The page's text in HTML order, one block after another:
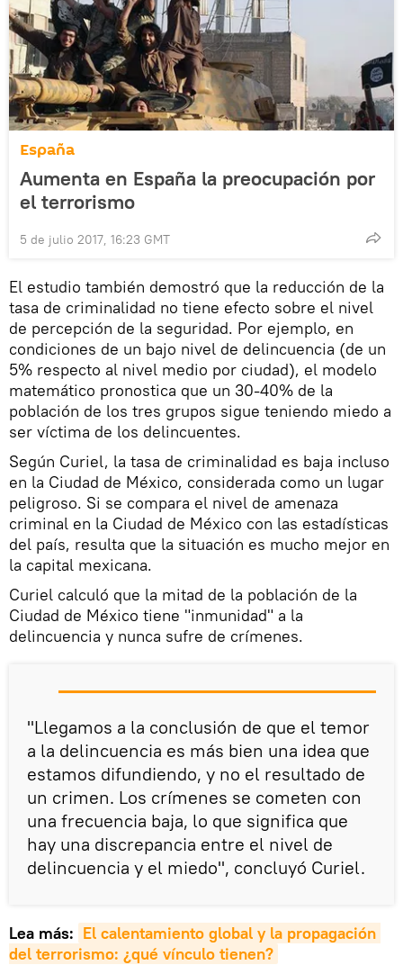
España
Aumenta en España la preocupación por
el terrorismo
5 de julio 2017, 16:23 GMT
El estudio también demostró que la reducción de la
tasa de criminalidad no tiene efecto sobre el nivel
de percepción de la seguridad. Por ejemplo, en
condiciones de un bajo nivel de delincuencia (de un
5% respecto al nivel medio por ciudad), el modelo
matemático pronostica que un 30-40% de la
población de los tres grupos sigue teniendo miedo a
ser víctima de los delincuentes.
Según Curiel, la tasa de criminalidad es baja incluso
en la Ciudad de México, considerada como un lugar
peligroso. Si se compara el nivel de amenaza
criminal en la Ciudad de México con las estadísticas
del país, resulta que la situación es mucho mejor en
la capital mexicana.
Curiel calculó que la mitad de la población de la
Ciudad de México tiene "inmunidad" a la
delincuencia y nunca sufre de crímenes.
"Llegamos a la conclusión de que el temor
a la delincuencia es más bien una idea que
estamos difundiendo, y no el resultado de
un crimen. Los crímenes se cometen con
una frecuencia baja, lo que significa que
hay una discrepancia entre el nivel de
delincuencia y el miedo", concluyó Curiel.
Lea más: El calentamiento global y la propagación
del terrorismo: ¿qué vínculo tienen?